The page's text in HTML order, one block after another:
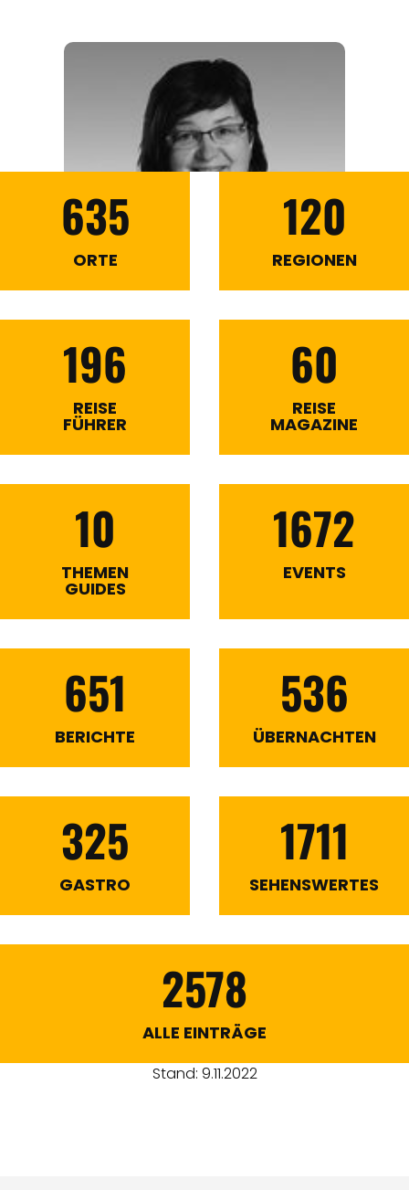
635
ORTE
120
REGIONEN
196
REISE
FÜHRER
60
REISE
MAGAZINE
10
THEMEN
GUIDES
1672
EVENTS
651
BERICHTE
536
ÜBERNACHTEN
325
GASTRO
1711
SEHENSWERTES
2578
ALLE EINTRÄGE
Stand: 9.11.2022